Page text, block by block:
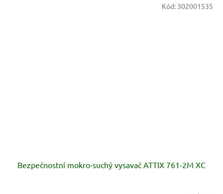
Bezpečnostní mokro-suchý vysavač ATTIX 761-2M XC
Kód: 302001535